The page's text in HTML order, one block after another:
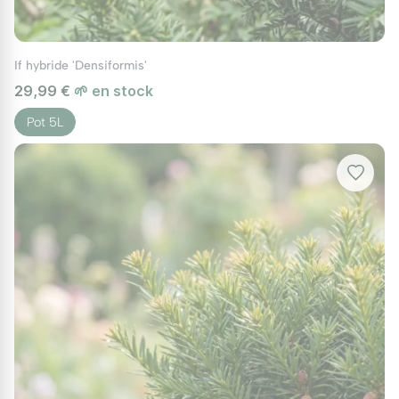
d'huile de neem peut être efficace.
D'autre part, une surveillance régulière est
nécessaire pour détecter rapidement toute
apparition de champignons ou d'autres
maladies. Si des signes de maladie
apparaissent, il pourrait être utile d'appliquer
un fongicide adapté ou de consulter un
professionnel pour déterminer le meilleur plan
d'action.
L'if communoutaxus baccataest
indéniablement une plante polyvalente et
précieuse pour l'aménagement des jardins. Sa
capacité à être façonné en diverses formes,
associée à sa longue durée de vie et à ses
If hybride 'Densiformis'
29,99 € 🌱 en stock
Pot 5L